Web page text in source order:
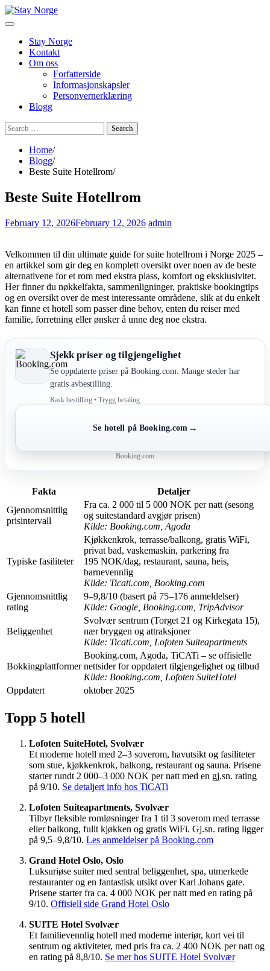
Skip
to
Stay Norge
Kontakt
Om oss
Forfatterside
Informasjonskapsler
Personvernerklæring
Blogg
Search
for:
Home
Blogg
Beste Suite Hotellrom
Beste Suite Hotellrom
February 12, 2026February 12, 2026 admin
Velkommen til din ultimate guide for suite hotellrom i Norge 2025 –
en artikkel som gir deg en komplett oversikt over noen av de beste
alternativene for et rom med ekstra plass, komfort og eksklusivitet.
Her finner du nøkkelfakta, sammenligninger, praktiske bookingtips
og en oversikt over de mest interessante områdene, slik at du enkelt
kan finne et hotell som passer dine behov, enten du reiser med
familie, forretning eller ønsker å unne deg noe ekstra.
Sjekk priser og tilgjengelighet
Se oppdaterte priser på Booking.com. Mange steder har
gratis avbestilling.
Rask bestilling • Trygg betaling
Se hotell på Booking.com →
Booking.com
Fakta
Detaljer
Gjennomsnittlig
prisintervall
Fra ca. 2 000 til 5 000 NOK per natt (sesong
og suitestandard avgjør prisen)
Kilde: Booking.com, Agoda
Typiske fasiliteter
Kjøkkenkrok, terrasse/balkong, gratis WiFi,
privat bad, vaskemaskin, parkering fra
195 NOK/dag, restaurant, sauna, heis,
barnevennlig
Kilde: Ticati.com, Booking.com
Gjennomsnittlig
rating
9–9,8/10 (basert på 75–176 anmeldelser)
Kilde: Google, Booking.com, TripAdvisor
Beliggenhet
Svolvær sentrum (Torget 21 og Kirkegata 15),
nær bryggen og attraksjoner
Kilde: Ticati.com, Lofoten Suiteapartments
Bokkingplattformer
Booking.com, Agoda, TiCATi – se offisielle
nettsider for oppdatert tilgjengelighet og tilbud
Kilde: Booking.com, Lofoten SuiteHotel
Oppdatert
oktober 2025
Topp 5 hotell
Lofoten SuiteHotel, Svolvær
Et moderne hotell med 2–3 soverom, havutsikt og fasiliteter
som stue, kjøkkenkrok, balkong, restaurant og sauna. Prisene
starter rundt 2 000–3 000 NOK per natt med en gj.sn. rating
på 9/10. Se detaljert info hos TiCATi
Lofoten Suiteapartments, Svolvær
Tilbyr fleksible romløsninger fra 1 til 3 soverom med terrasse
eller balkong, fullt kjøkken og gratis WiFi. Gj.sn. rating ligger
på 9,5–9,8/10. Les anmeldelser på Booking.com
Grand Hotel Oslo, Oslo
Luksuriøse suiter med sentral beliggenhet, spa, utmerkede
restauranter og en fantastisk utsikt over Karl Johans gate.
Prisene starter fra ca. 4 000 NOK per natt med en rating på
9/10. Offisiell side Grand Hotel Oslo
SUITE Hotel Svolvær
Et familievennlig hotell med moderne interiør, kort vei til
sentrum og aktiviteter, med pris fra ca. 2 400 NOK per natt og
en rating på 8,8/10. Se mer hos SUITE Hotel Svolvær